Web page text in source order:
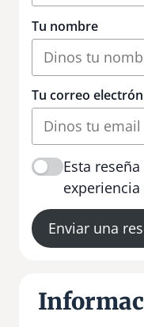
Tu nombre
Tu correo
Esta
Enviar una